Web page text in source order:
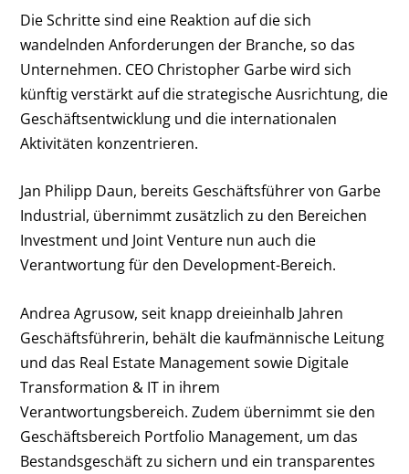
Die Schritte sind eine Reaktion auf die sich
wandelnden Anforderungen der Branche, so das
Unternehmen. CEO Christopher Garbe wird sich
künftig verstärkt auf die strategische Ausrichtung, die
Geschäftsentwicklung und die internationalen
Aktivitäten konzentrieren.
Jan Philipp Daun, bereits Geschäftsführer von Garbe
Industrial, übernimmt zusätzlich zu den Bereichen
Investment und Joint Venture nun auch die
Verantwortung für den Development-Bereich.
Andrea Agrusow, seit knapp dreieinhalb Jahren
Geschäftsführerin, behält die kaufmännische Leitung
und das Real Estate Management sowie Digitale
Transformation & IT in ihrem
Verantwortungsbereich. Zudem übernimmt sie den
Geschäftsbereich Portfolio Management, um das
Bestandsgeschäft zu sichern und ein transparentes